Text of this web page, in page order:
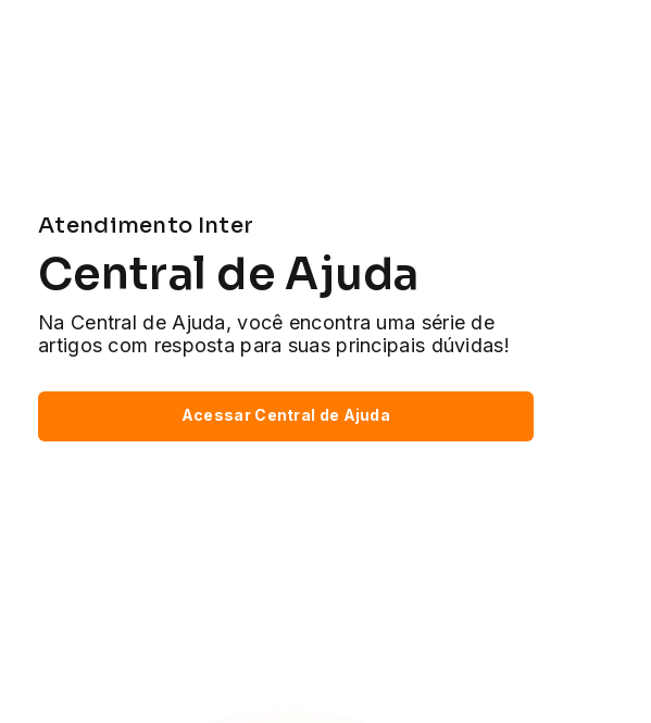
Atendimento Inter
Central de Ajuda
Na Central de Ajuda, você encontra uma série de
artigos com resposta para suas principais dúvidas!
Acessar Central de Ajuda